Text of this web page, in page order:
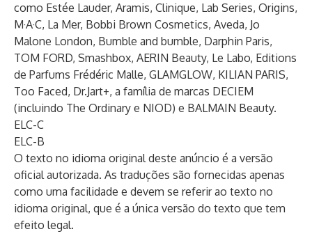
como Estée Lauder, Aramis, Clinique, Lab Series, Origins,
M·A·C, La Mer, Bobbi Brown Cosmetics, Aveda, Jo
Malone London, Bumble and bumble, Darphin Paris,
TOM FORD, Smashbox, AERIN Beauty, Le Labo, Editions
de Parfums Frédéric Malle, GLAMGLOW, KILIAN PARIS,
Too Faced, Dr.Jart+, a família de marcas DECIEM
(incluindo The Ordinary e NIOD) e BALMAIN Beauty.
ELC-C
ELC-B
O texto no idioma original deste anúncio é a versão
oficial autorizada. As traduções são fornecidas apenas
como uma facilidade e devem se referir ao texto no
idioma original, que é a única versão do texto que tem
efeito legal.